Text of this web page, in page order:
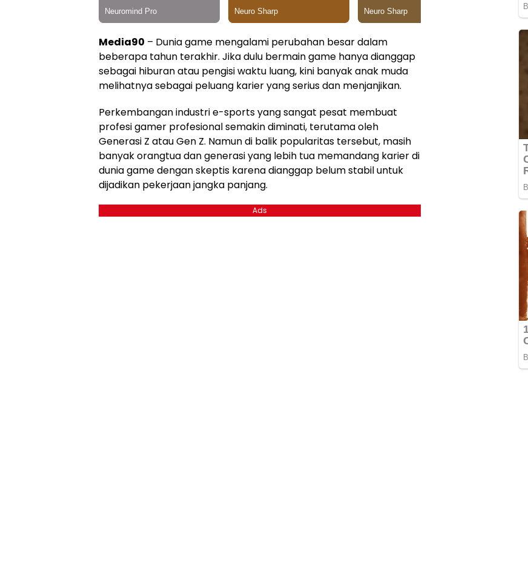
Media90 – Dunia game mengalami perubahan besar dalam
beberapa tahun terakhir. Jika dulu bermain game hanya dianggap
sebagai hiburan atau pengisi waktu luang, kini banyak anak muda
melihatnya sebagai peluang karier yang serius dan menjanjikan.
Perkembangan industri e-sports yang sangat pesat membuat
profesi gamer profesional semakin diminati, terutama oleh
Generasi Z atau Gen Z. Namun di balik popularitas tersebut, masih
banyak orangtua dan generasi yang lebih tua memandang karier di
dunia game dengan skeptis karena dianggap belum stabil untuk
dijadikan pekerjaan jangka panjang.
Ads